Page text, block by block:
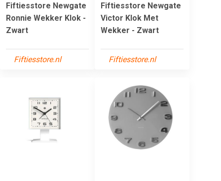
Fiftiesstore Newgate
Ronnie Wekker Klok -
Zwart
Fiftiesstore.nl
Fiftiesstore Newgate
Victor Klok Met
Wekker - Zwart
Fiftiesstore.nl